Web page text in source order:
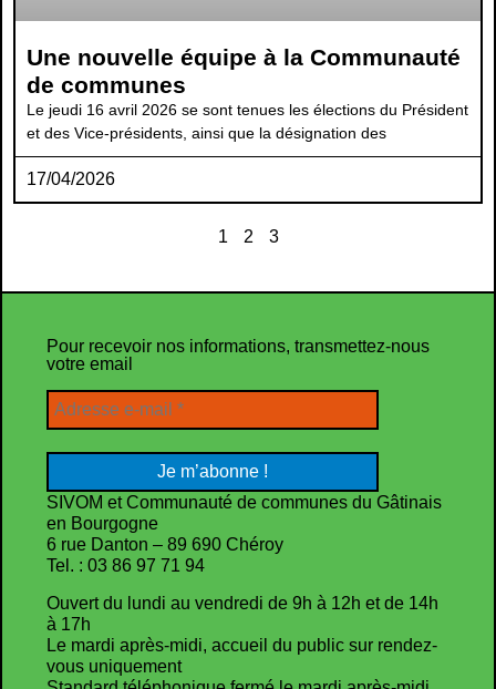
Une nouvelle équipe à la Communauté
de communes
Le jeudi 16 avril 2026 se sont tenues les élections du Président
et des Vice-présidents, ainsi que la désignation des
17/04/2026
1 2 3
Pour recevoir nos informations, transmettez-nous
votre email
SIVOM et Communauté de communes du Gâtinais
en Bourgogne
6 rue Danton – 89 690 Chéroy
Tel. : 03 86 97 71 94
Ouvert du lundi au vendredi de 9h à 12h et de 14h
à 17h
Le mardi après-midi, accueil du public sur rendez-
vous uniquement